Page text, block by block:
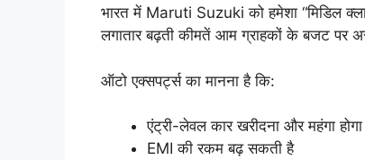
भारत में Maruti Suzuki को हमेशा “मिडिल
लगातार बढ़ती कीमतें आम ग्राहकों के बजट पर
ऑटो एक्सपर्ट्स का मानना है कि:
एंट्री-लेवल कार खरीदना और महंगा होगा
EMI की रकम बढ़ सकती है